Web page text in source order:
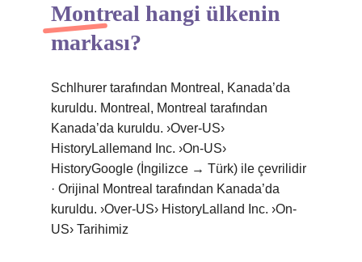
Montreal hangi ülkenin
markası?
Schlhurer tarafından Montreal, Kanada’da
kuruldu. Montreal, Montreal tarafından
Kanada’da kuruldu. ›Over-US›
HistoryLallemand Inc. ›On-US›
HistoryGoogle (İngilizce → Türk) ile çevrilidir
· Orijinal Montreal tarafından Kanada’da
kuruldu. ›Over-US› HistoryLalland Inc. ›On-
US› Tarihimiz